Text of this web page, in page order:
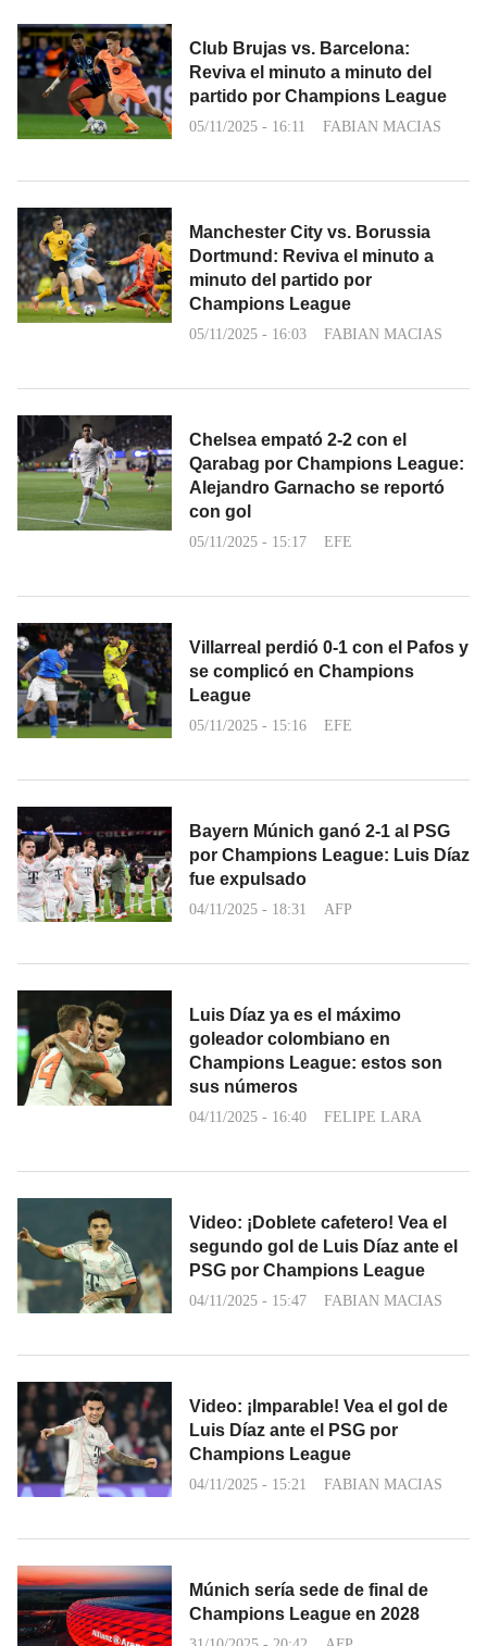
Club Brujas vs. Barcelona:
Reviva el minuto a minuto del
partido por Champions League
05/11/2025 - 16:11 FABIAN MACIAS
Manchester City vs. Borussia
Dortmund: Reviva el minuto a
minuto del partido por
Champions League
05/11/2025 - 16:03 FABIAN MACIAS
Chelsea empató 2-2 con el
Qarabag por Champions League:
Alejandro Garnacho se reportó
con gol
05/11/2025 - 15:17 EFE
Villarreal perdió 0-1 con el Pafos y
se complicó en Champions
League
05/11/2025 - 15:16 EFE
Bayern Múnich ganó 2-1 al PSG
por Champions League: Luis Díaz
fue expulsado
04/11/2025 - 18:31 AFP
Luis Díaz ya es el máximo
goleador colombiano en
Champions League: estos son
sus números
04/11/2025 - 16:40 FELIPE LARA
Video: ¡Doblete cafetero! Vea el
segundo gol de Luis Díaz ante el
PSG por Champions League
04/11/2025 - 15:47 FABIAN MACIAS
Video: ¡Imparable! Vea el gol de
Luis Díaz ante el PSG por
Champions League
04/11/2025 - 15:21 FABIAN MACIAS
Múnich sería sede de final de
Champions League en 2028